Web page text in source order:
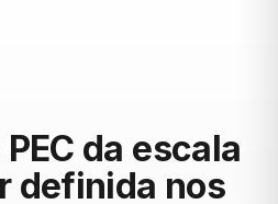
da escala
definida nos